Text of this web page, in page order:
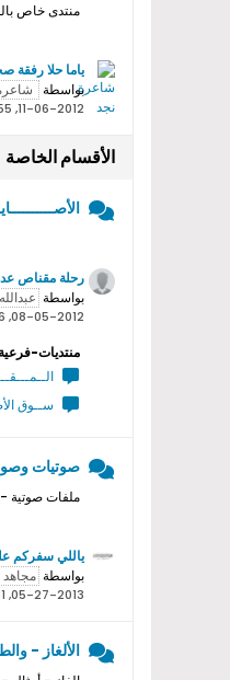
منتدى خاص
ياما حلا رفقة
بواسطة
11-06-2012, 08:55 PM
الأقسام الخاصة
رحلة مقناص
بواسطة
08-05-2012, 10:16 PM
منتديات-فرعية
ســوق
صوتيات
ملفات صوتية
ياللي سفركم
بواسطة
05-27-2013, 03:31 AM
الألغاز -